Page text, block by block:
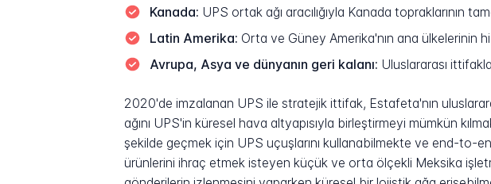
Kanada: UPS ortak ağı aracılığıyla Kanada topraklarının
Latin Amerika: Orta ve Güney Amerika'nın ana ülkelerinin
Avrupa, Asya ve dünyanın geri kalanı: Uluslararası
2020'de imzalanan UPS ile stratejik ittifak, Estafeta'nın
ağını UPS'in küresel hava altyapısıyla birleştirmeyi mümkün
şekilde geçmek için UPS uçuşlarını kullanabilmekte ve end-to-
ürünlerini ihraç etmek isteyen küçük ve orta ölçekli Meksika